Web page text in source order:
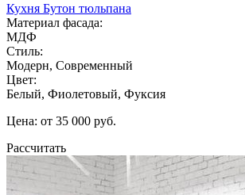
Кухня Бутон тюльпана
Материал фасада:
МДФ
Стиль:
Модерн, Современный
Цвет:
Белый, Фиолетовый, Фуксия
Цена: от 35 000 руб.
Рассчитать